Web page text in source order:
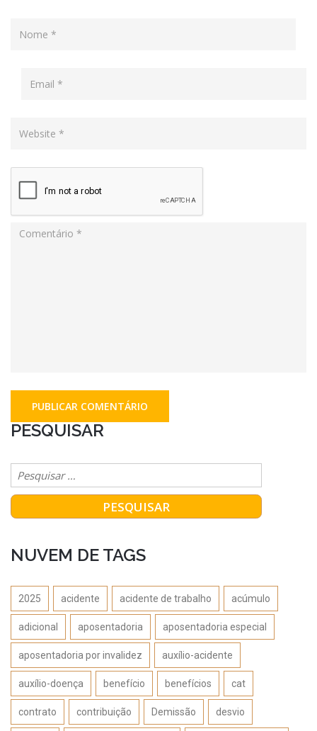
PESQUISAR
NUVEM DE TAGS
2025 acidente acidente de trabalho acúmulo
adicional aposentadoria aposentadoria especial
aposentadoria por invalidez auxílio-acidente
auxílio-doença benefício benefícios cat
contrato contribuição Demissão desvio